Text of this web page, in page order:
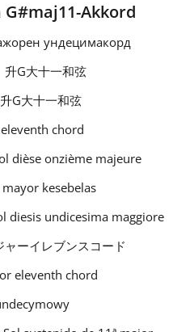
Akkord
ундецимакорд
升G大十一和弦
升G大十一和弦
chord
dièse onzième majeure
kesebelas
diesis undicesima maggiore
ャーイレブンスコード
eleventh chord